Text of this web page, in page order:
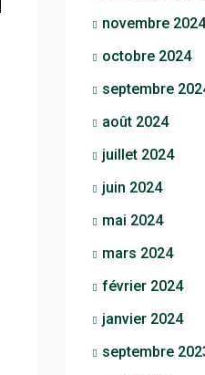
novembre 2024
octobre 2024
septembre
août 2024
juillet 2024
juin 2024
mai 2024
mars 2024
février 2024
janvier 2024
septembre